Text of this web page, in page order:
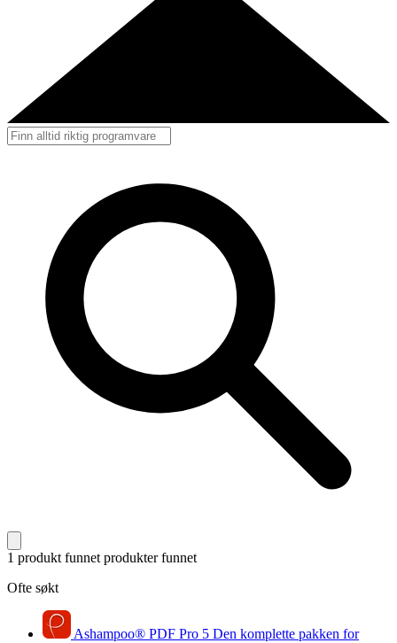
1 produkt funnet produkter funnet
Ofte søkt
Ashampoo® PDF Pro 5 Den komplette pakken for